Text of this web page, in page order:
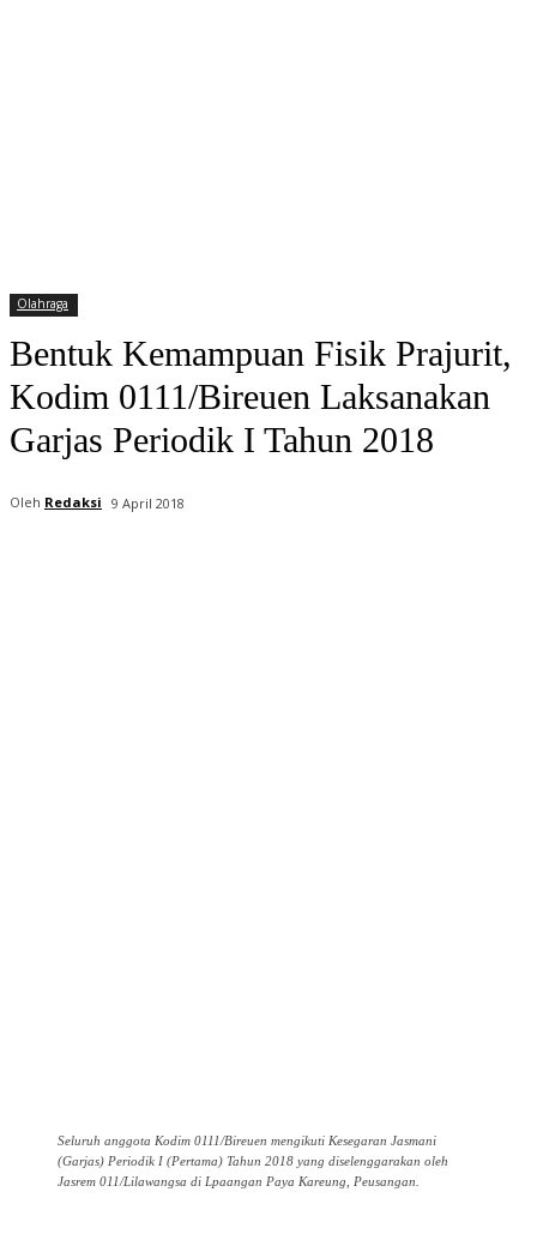
Olahraga
Bentuk Kemampuan Fisik Prajurit,
Kodim 0111/Bireuen Laksanakan
Garjas Periodik I Tahun 2018
Oleh Redaksi 9 April 2018
Seluruh anggota Kodim 0111/Bireuen mengikuti Kesegaran Jasmani
(Garjas) Periodik I (Pertama) Tahun 2018 yang diselenggarakan oleh
Jasrem 011/Lilawangsa di Lpaangan Paya Kareung, Peusangan.